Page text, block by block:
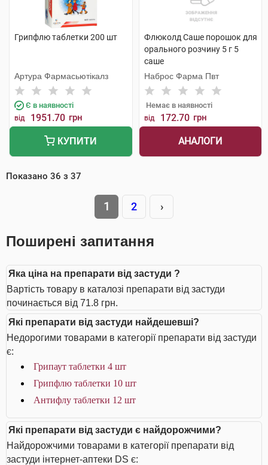
Грипфлю таблетки 200 шт
Артура Фармасьютікалз
Є в наявності
від 1951.70 грн
КУПИТИ
Флюколд Саше порошок для
орального розчину 5 г 5
саше
Наброс Фарма Пвт
Немає в наявності
від 172.70 грн
АНАЛОГИ
Показано 36 з 37
1 2 ›
Поширені запитання
Яка ціна на препарати від застуди ?
Вартість товару в каталозі препарати від застуди
починається від 71.8 грн.
Які препарати від застуди найдешевші?
Недорогими товарами в категорії препарати від застуди
є:
Грипаут таблетки 4 шт
Грипфлю таблетки 10 шт
Антифлу таблетки 12 шт
Які препарати від застуди є найдорожчими?
Найдорожчими товарами в категорії препарати від
застуди інтернет-аптеки DS є: